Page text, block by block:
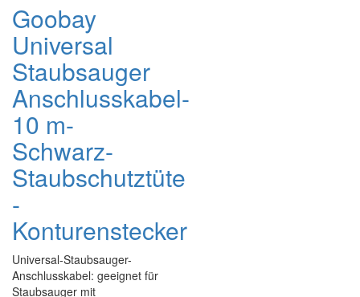
Goobay
Universal
Staubsauger
Anschlusskabel-
10 m-
Schwarz-
Staubschutztüte
-
Konturenstecker
Universal-Staubsauger-
Anschlusskabel: geeignet für
Staubsauger mit